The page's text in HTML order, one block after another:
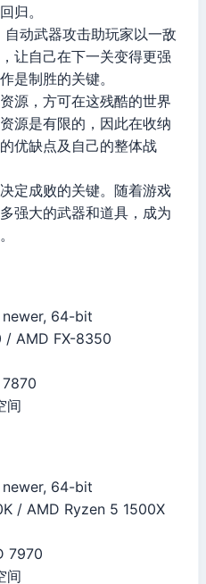
归。
动武器攻击助玩家以一敌
让自己在下一关变得更强
是制胜的关键。
源，方可在这残酷的世界
源是有限的，因此在收纳
优缺点及自己的整体战
定成败的关键。随着游戏
强大的武器和道具，成为
64-bit
/ AMD FX-8350
间
64-bit
/ AMD Ryzen 5 1500X
7970
间